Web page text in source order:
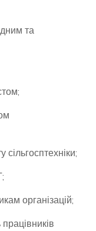
та
організацій;